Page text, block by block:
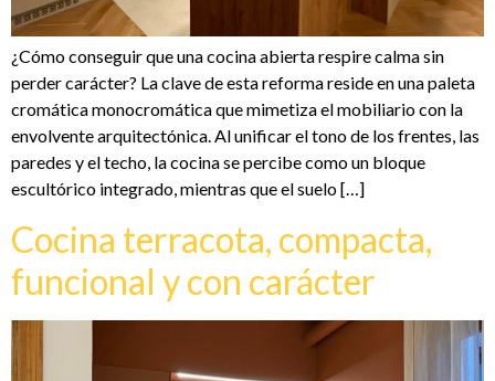
¿Cómo conseguir que una cocina abierta respire calma sin
perder carácter? La clave de esta reforma reside en una paleta
cromática monocromática que mimetiza el mobiliario con la
envolvente arquitectónica. Al unificar el tono de los frentes, las
paredes y el techo, la cocina se percibe como un bloque
escultórico integrado, mientras que el suelo […]
Cocina terracota, compacta,
funcional y con carácter